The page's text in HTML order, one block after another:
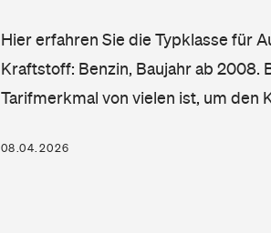
Hier erfahren Sie die Typklasse für
Kraftstoff: Benzin, Baujahr ab 2008.
Tarifmerkmal von vielen ist, um den
08.04.2026